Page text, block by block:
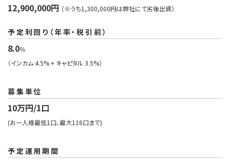
12,900,000円 （※うち1,300,000円は弊社にて劣後出資）
予定利回り（年率・税引前）
8.0％
（インカム 4.5% + キャピタル 3.5%）
募集単位
10万円/1口
(お一人様最低1口、最大116口まで)
予定運用期間